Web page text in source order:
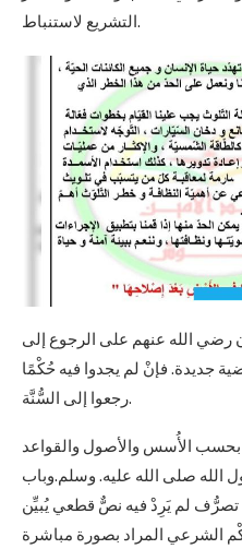
التشريع لاستنباط.
رضي الله عنهم على الرجوع إلى
جديدة. فإنْ لم يجدوا فيه حُكْمًا
رجعوا إلى السُّنَّة.
بحسب الأُسس والأصول والقواعد
الله صلى الله عليه. وسلم.وباب
تصرُّف لم يَرِدْ فيه نصٌّ قطعي يُبيِّن